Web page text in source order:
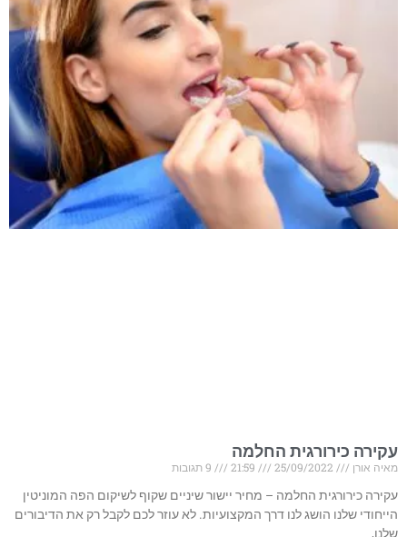
עקירה כירורגית החלמה
מאיה אורן
עקירה כירורגית החלמה – מחיר יישור שיניים שקוף לשיקום הפה המוניטין
הייחודי שלנו הושג לנו דרך המקצועיות. לא עוזר לכם לקבל רק את הדיבורים
שלנו,